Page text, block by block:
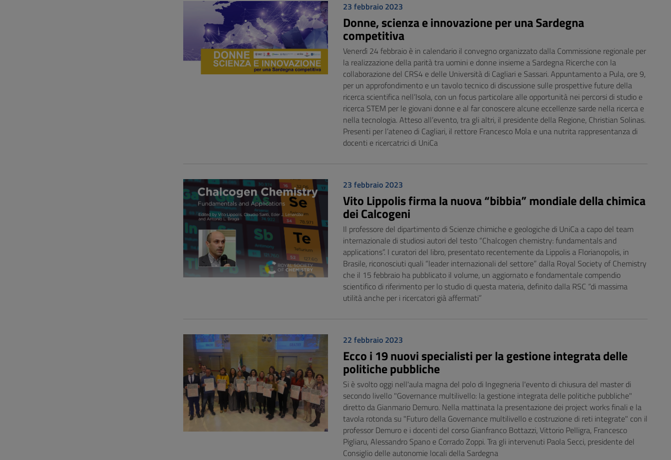
23 febbraio 2023
Donne, scienza e innovazione per una Sardegna
competitiva
Venerdì 24 febbraio è in calendario il convegno organizzato dalla Commissione regionale per
la realizzazione della parità tra uomini e donne insieme a Sardegna Ricerche con la
collaborazione del CRS4 e delle Università di Cagliari e Sassari. Appuntamento a Pula, ore 9,
per un approfondimento e un tavolo tecnico di discussione sulle prospettive future della
ricerca scientifica nell’Isola, con un focus particolare alle opportunità nei percorsi di studio e
ricerca STEM per le giovani donne e al far conoscere alcune eccellenze sarde nella ricerca e
nella tecnologia. Atteso all’evento, tra gli altri, il presidente della Regione, Christian Solinas.
Presenti per l’ateneo di Cagliari, il rettore Francesco Mola e una nutrita rappresentanza di
docenti e ricercatrici di UniCa
23 febbraio 2023
Vito Lippolis firma la nuova “bibbia” mondiale della chimica
dei Calcogeni
Il professore del dipartimento di Scienze chimiche e geologiche di UniCa a capo del team
internazionale di studiosi autori del testo “Chalcogen chemistry: fundamentals and
applications”. I curatori del libro, presentato recentemente da Lippolis a Florianopolis, in
Brasile, riconosciuti quali “leader internazionali del settore” dalla Royal Society of Chemistry
che il 15 febbraio ha pubblicato il volume, un aggiornato e fondamentale compendio
scientifico di riferimento per lo studio di questa materia, definito dalla RSC “di massima
utilità anche per i ricercatori già affermati”
22 febbraio 2023
Ecco i 19 nuovi specialisti per la gestione integrata delle
politiche pubbliche
Si è svolto oggi nell'aula magna del polo di Ingegneria l'evento di chiusura del master di
secondo livello "Governance multilivello: la gestione integrata delle politiche pubbliche"
diretto da Gianmario Demuro. Nella mattinata la presentazione dei project works finali e la
tavola rotonda su "Futuro della Governance multilivello e costruzione di reti integrate" con il
professor Demuro e i docenti del corso Gianfranco Bottazzi, Vittorio Pelligra, Francesco
Pigliaru, Alessandro Spano e Corrado Zoppi. Tra gli intervenuti Paola Secci, presidente del
Consiglio delle autonomie locali della Sardegna